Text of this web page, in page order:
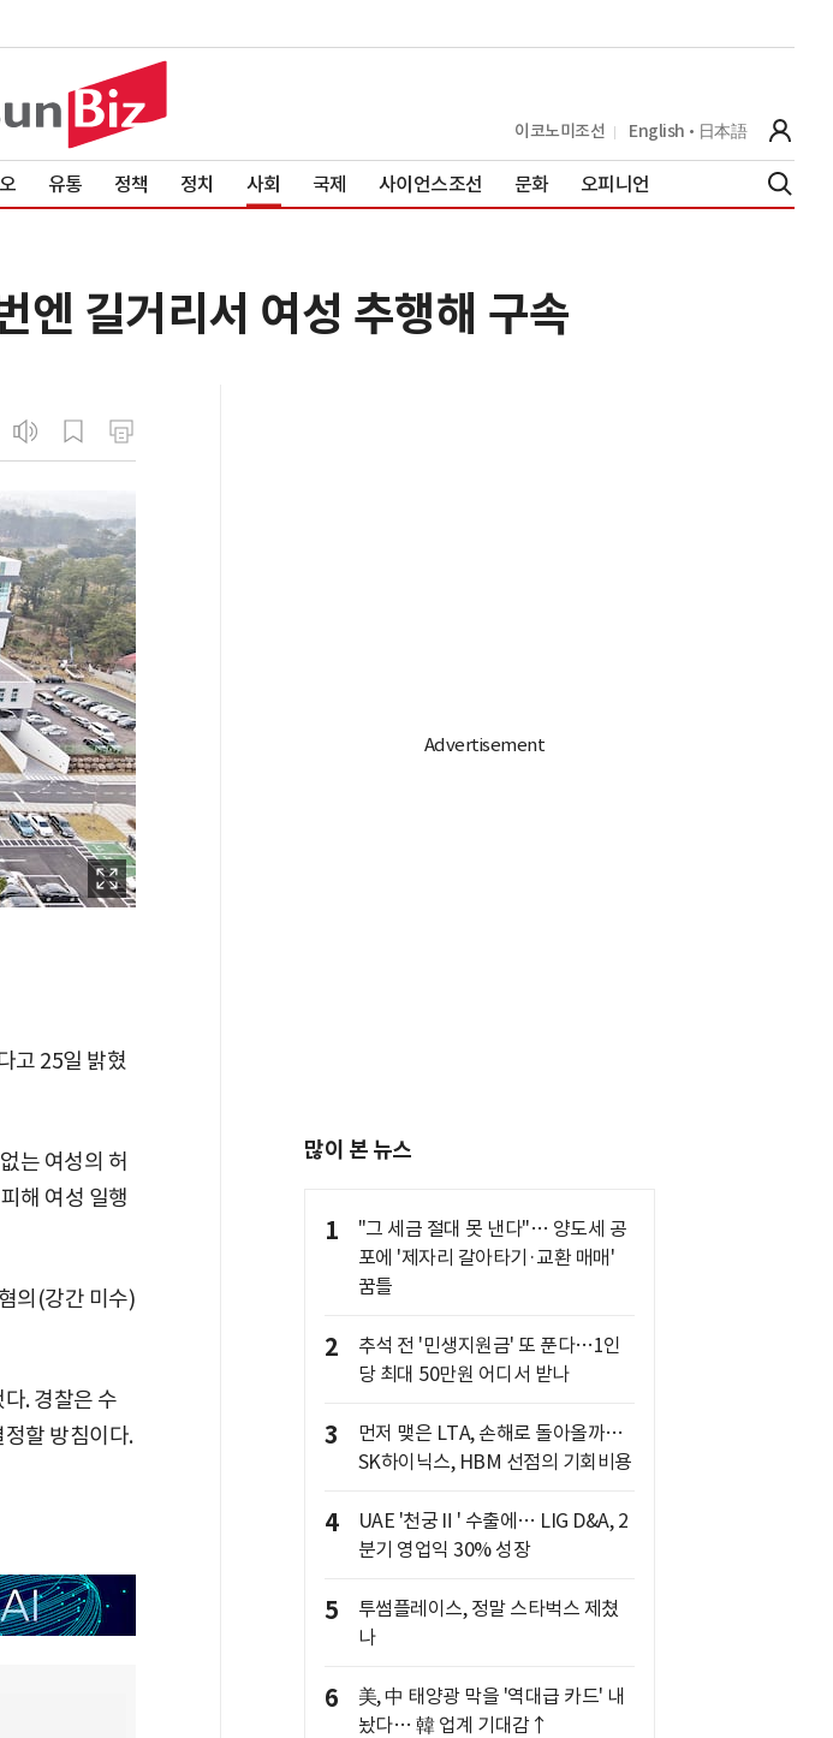
이코노미조선 English 日本語
유통 정책 정치 사회 국제 사이언스조선 문화 오피니언
엔 길거리서 여성 추행해 구속
고 25일 밝혔
는 여성의 허
해 여성 일행
의(강간 미수)
. 경찰은 수
할 방침이다.
많이 본 뉴스
1
"그 세금 절대 못 낸다"… 양도세 공
포에 '제자리 갈아타기·교환 매매'
꿈틀
2
추석 전 '민생지원금' 또 푼다…1인
당 최대 50만원 어디서 받나
3
먼저 맺은 LTA, 손해로 돌아올까…
SK하이닉스, HBM 선점의 기회비용
4
UAE '천궁Ⅱ' 수출에… LIG D&A, 2
분기 영업익 30% 성장
5
투썸플레이스, 정말 스타벅스 제쳤
나
6
美, 中 태양광 막을 '역대급 카드' 내
놨다… 韓 업계 기대감↑